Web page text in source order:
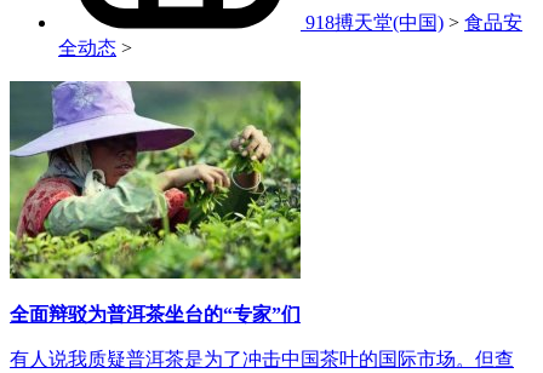
918搏天堂(中国) > 食品安
全动态 >
全面辩驳为普洱茶坐台的“专家”们
有人说我质疑普洱茶是为了冲击中国茶叶的国际市场。但查